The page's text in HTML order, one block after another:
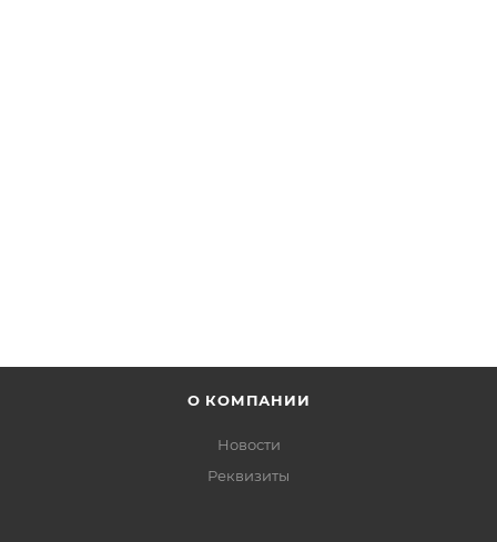
О КОМПАНИИ
Новости
Реквизиты